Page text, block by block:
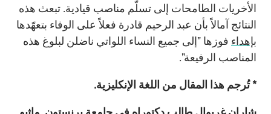
الأخريات الطامحات إلى تسلّم مناصب قيادية. تبعث هذه
النتائج آمالاً بأن عبد الرحيم قادرة فعلاً على الوفاء بتعهّدها
بإهداء فوزها "إلى جميع النساء اللواتي ناضلن لبلوغ هذه
المناصب الرفيعة".
* تُرجم هذا المقال من اللغة الإنكليزية.